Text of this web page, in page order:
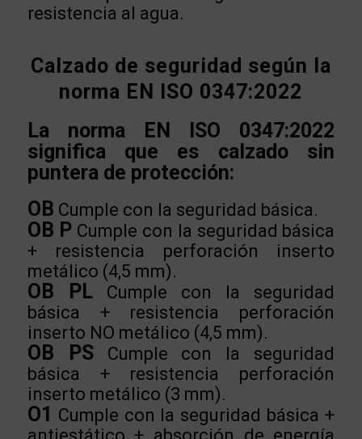
resistencia al agua.
Calzado de seguridad según la
norma EN ISO 0347:2022
La norma EN ISO 0347:2022
significa que es calzado sin
puntera de protección:
OB Cumple con la seguridad básica.
OB P Cumple con la seguridad básica
+ resistencia perforación inserto
metálico (4,5 mm).
OB PLCumple con la seguridad
básica + resistencia perforación
inserto NO metálico (4,5 mm).
OB PSCumple con la seguridad
básica + resistencia perforación
inserto metálico (3 mm).
O1 Cumple con la seguridad básica +